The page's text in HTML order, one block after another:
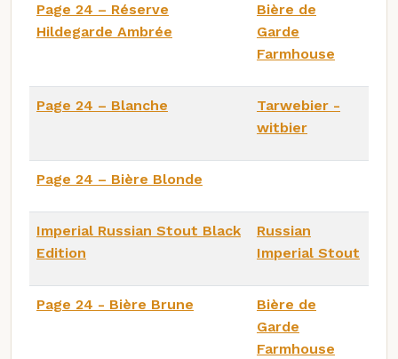
Page 24 – Réserve
Hildegarde Ambrée
Bière de
Garde
Farmhouse
Page 24 – Blanche
Tarwebier -
witbier
Page 24 – Bière Blonde
Imperial Russian Stout Black
Edition
Russian
Imperial Stout
Page 24 - Bière Brune
Bière de
Garde
Farmhouse